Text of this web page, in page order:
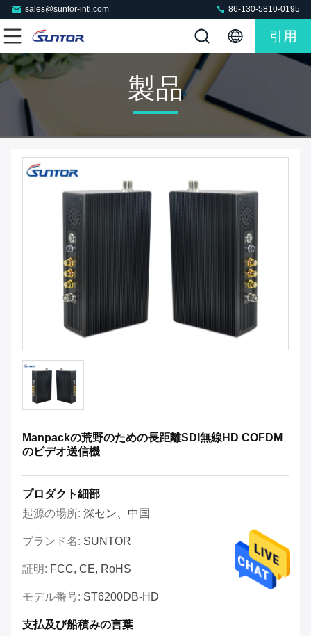
sales@suntor-intl.com 86-130-5810-0195
引用
製品
Manpackの荒野のための長距離SDI無線HD COFDM
のビデオ送信機
プロダクト細部
起源の場所: 深セン、中国
ブランド名: SUNTOR
証明: FCC, CE, RoHS
モデル番号: ST6200DB-HD
支払及び船積みの言葉